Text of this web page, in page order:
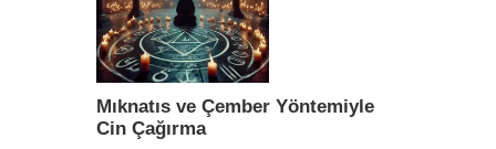
Mıknatıs ve Çember Yöntemiyle
Cin Çağırma